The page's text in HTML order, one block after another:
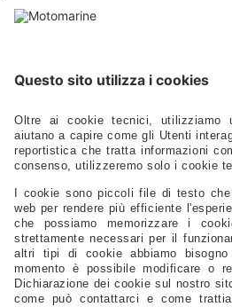
Agenti
@2024 - Motomarine Srl
P.IVA/C.F./N.Reg.Imp.: IT 00968120329
1.000.000,00 Euro